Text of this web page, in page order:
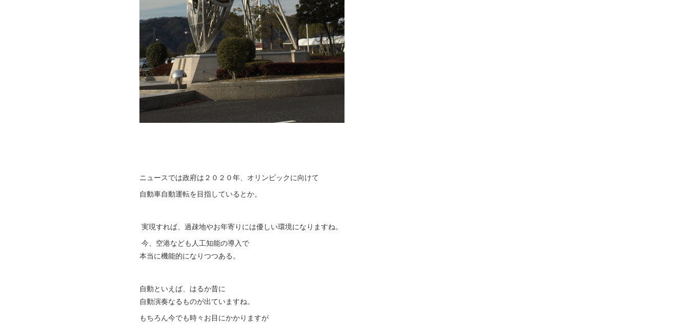
ニュースでは政府は２０２０年、オリンピックに向けて
自動車自動運転を目指しているとか。
実現すれば、過疎地やお年寄りには優しい環境になりますね。
今、空港なども人工知能の導入で
本当に機能的になりつつある。
自動といえば、はるか昔に
自動演奏なるものが出ていますね。
もちろん今でも時々お目にかかりますが